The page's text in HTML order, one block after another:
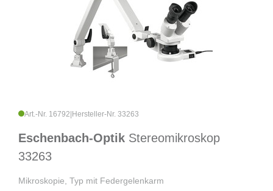
Art.-Nr. 16792 Hersteller-Nr. 33263
Eschenbach-Optik Stereomikroskop
33263
Mikroskopie, Typ mit Federgelenkarm